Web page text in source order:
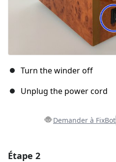
Turn the winder off
Unplug the power cord
Demander à FixBot
Étape 2